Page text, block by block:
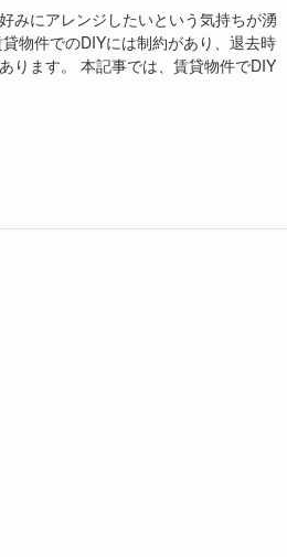
みにアレンジしたいという気持ちが湧
物件でのDIYには制約があり、退去時
ります。 本記事では、賃貸物件でDIY